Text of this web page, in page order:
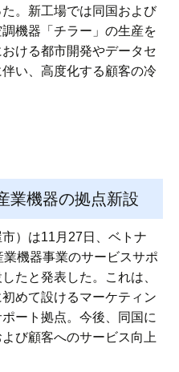
。新工場では同国および
機器「チラー」の生産を
ける都市開発やデータセ
い、高度化する顧客の冷
業機器の拠点新設
）は11月27日、ベトナ
機器事業のサービスサポ
たと発表した。これは、
めて設けるマーケティン
ート拠点。今後、同国に
び顧客へのサービス向上